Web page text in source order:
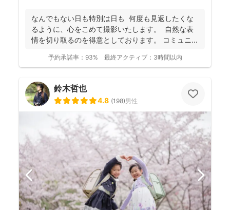
なんでもない日も特別は日も 何度も見返したくな
るように、心をこめて撮影いたします。 自然な表
情を切り取るのを得意としております。 コミュニ...
予約承諾率： 93% 最終アクティブ： 3時間以内
鈴木哲也
4.8 (198)男性